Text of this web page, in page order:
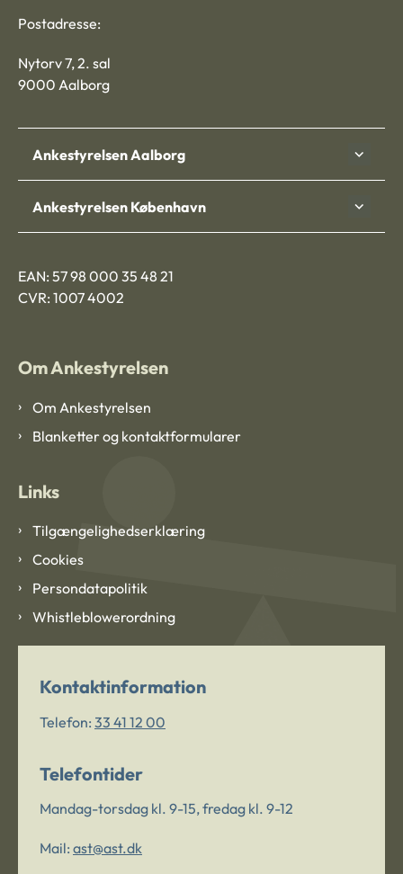
Postadresse:
Nytorv 7, 2. sal
9000 Aalborg
Ankestyrelsen Aalborg
Ankestyrelsen København
EAN: 57 98 000 35 48 21
CVR: 1007 4002
Om Ankestyrelsen
Om Ankestyrelsen
Blanketter og kontaktformularer
Links
Tilgængelighedserklæring
Cookies
Persondatapolitik
Whistleblowerordning
Kontaktinformation
Telefon: 33 41 12 00
Telefontider
Mandag-torsdag kl. 9-15, fredag kl. 9-12
Mail: ast@ast.dk